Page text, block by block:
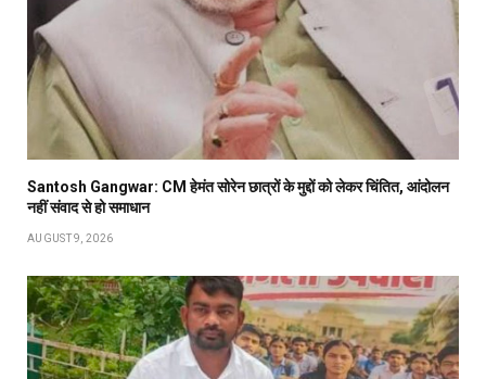
Santosh Gangwar: CM हेमंत सोरेन छात्रों के मुद्दों को लेकर चिंतित, आंदोलन
नहीं संवाद से हो समाधान
AUGUST 9, 2026